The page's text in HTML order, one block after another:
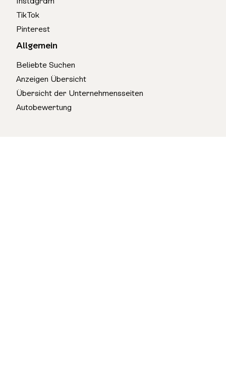
TikTok
Pinterest
Allgemein
Beliebte Suchen
Anzeigen Übersicht
Übersicht der Unternehmensseiten
Autobewertung